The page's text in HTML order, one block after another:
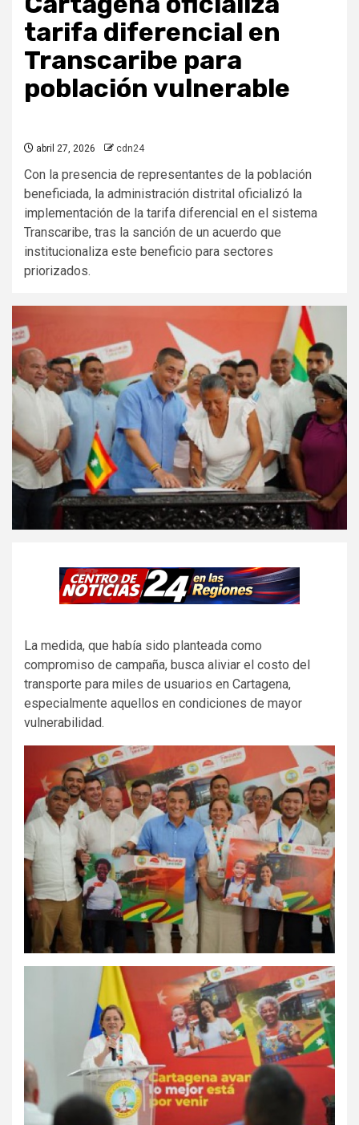
tarifa diferencial en
Transcaribe para
población vulnerable
abril 27, 2026 cdn24
Con la presencia de representantes de la población
beneficiada, la administración distrital oficializó la
implementación de la tarifa diferencial en el sistema
Transcaribe, tras la sanción de un acuerdo que
institucionaliza este beneficio para sectores
priorizados.
La medida, que había sido planteada como
compromiso de campaña, busca aliviar el costo del
transporte para miles de usuarios en Cartagena,
especialmente aquellos en condiciones de mayor
vulnerabilidad.